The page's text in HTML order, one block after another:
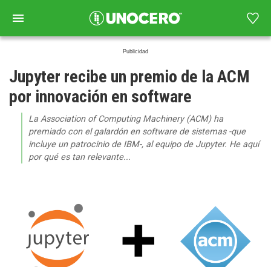
Jupyter recibe un premio de la ACM
por innovación en software
La Association of Computing Machinery (ACM) ha
premiado con el galardón en software de sistemas -que
incluye un patrocinio de IBM-, al equipo de Jupyter. He aquí
por qué es tan relevante...